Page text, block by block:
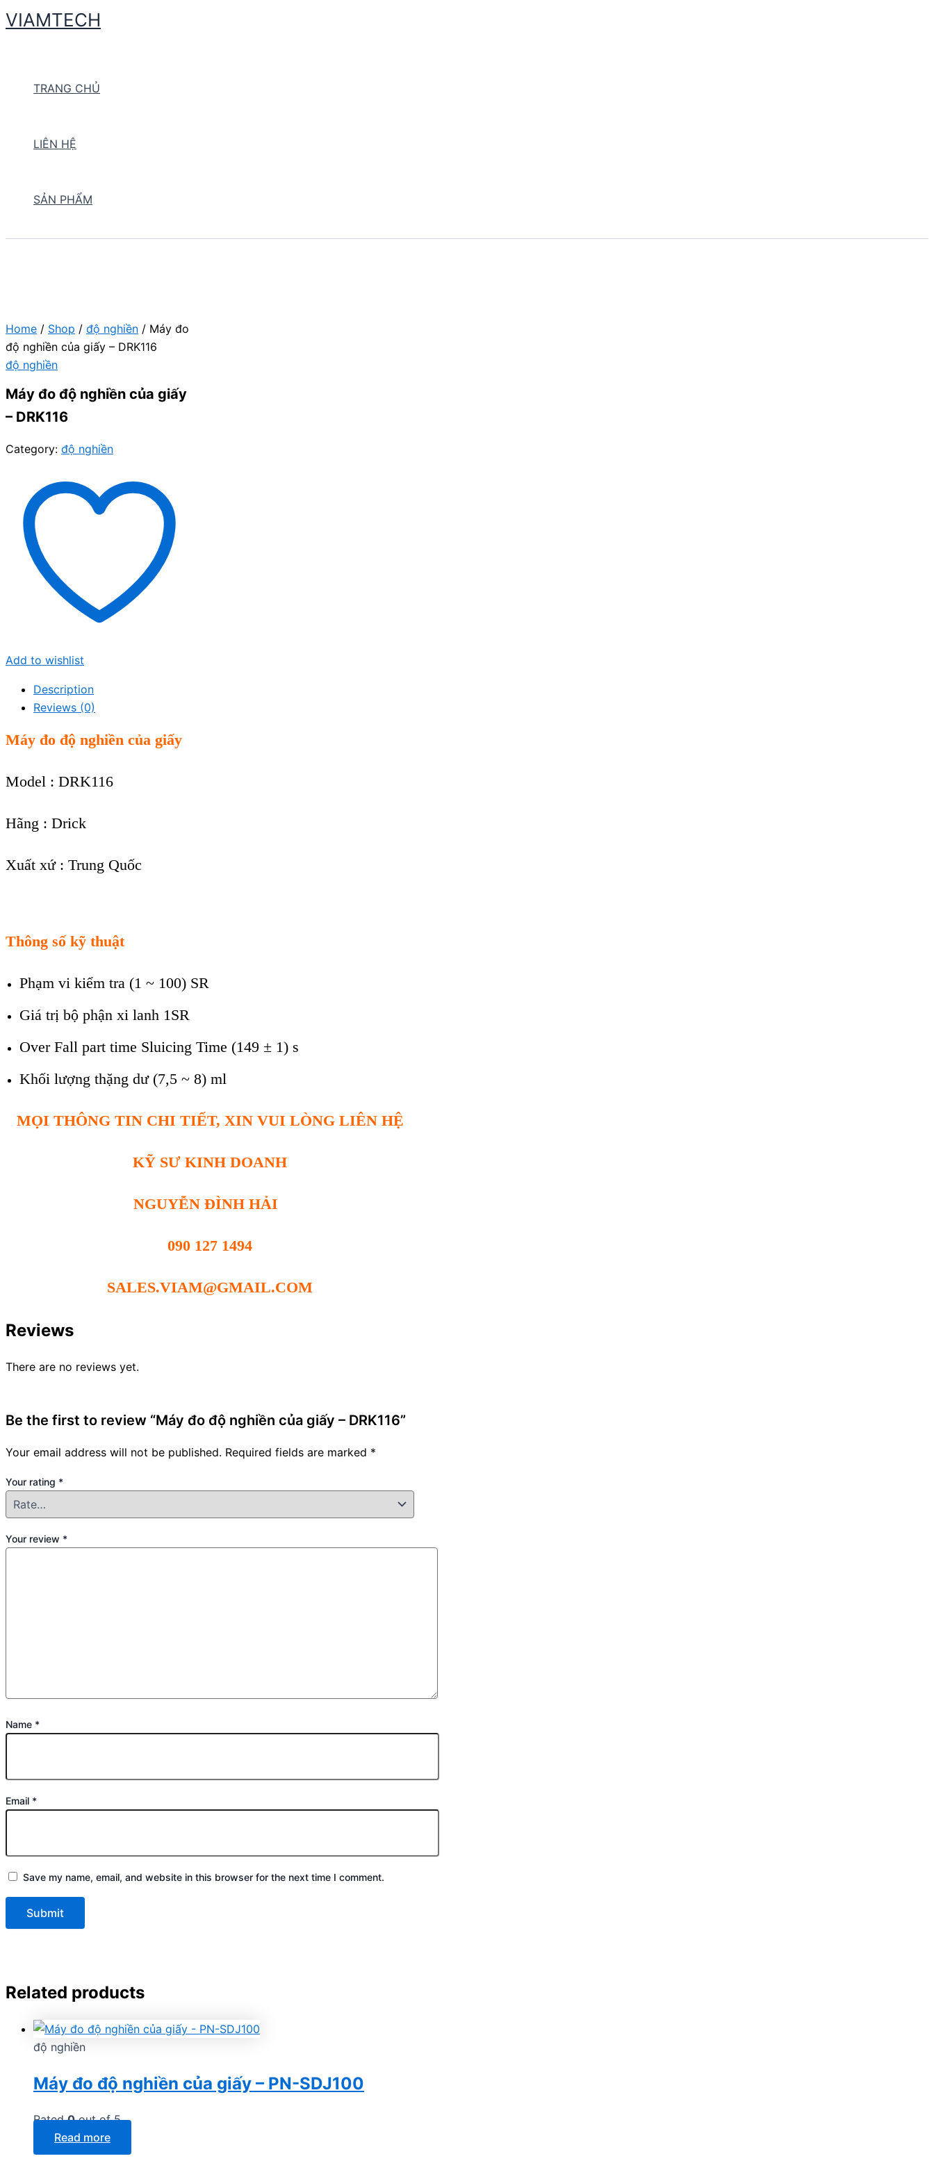
Skip
to
VIAMTECH
TRANG CHỦ
LIÊN HỆ
SẢN PHẨM
Home / Shop / độ nghiền / Máy đo
độ nghiền của giấy – DRK116
độ nghiền
Máy đo độ nghiền của giấy
– DRK116
Category: độ nghiền
Add to wishlist
Description
Reviews (0)
Máy đo độ nghiền của giấy
Model : DRK116
Hãng : Drick
Xuất xứ : Trung Quốc
Thông số kỹ thuật
Phạm vi kiểm tra (1 ~ 100) SR
Giá trị bộ phận xi lanh 1SR
Over Fall part time Sluicing Time (149 ± 1) s
Khối lượng thặng dư (7,5 ~ 8) ml
MỌI THÔNG TIN CHI TIẾT, XIN VUI LÒNG LIÊN HỆ
KỸ SƯ KINH DOANH
NGUYỄN ĐÌNH HẢI
090 127 1494
SALES.VIAM@GMAIL.COM
Reviews
There are no reviews yet.
Be the first to review “Máy đo độ nghiền của giấy – DRK116”
Your email address will not be published. Required fields are marked *
Your rating *
Your review *
Name *
Email *
Save my name, email, and website in this browser for the next time I comment.
Related products
độ nghiền
Máy đo độ nghiền của giấy – PN-SDJ100
Rated0out of 5
Read more